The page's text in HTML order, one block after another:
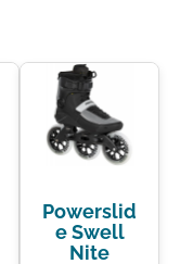
Powerslid
e Swell
Nite